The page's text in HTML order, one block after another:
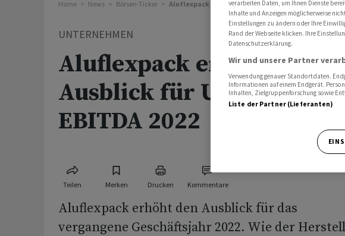
Home News Börsen-Ticker Aluflexpack erhöht Ausblick für Umsatz und EBITDA
UNTERNEHMEN
Aluflexpack erhöht
Ausblick für Umsatz und
EBITDA 2022
Teilen Merken Drucken Kommentare
Aluflexpack erhöht den Ausblick für das
vergangene Geschäftsjahr 2022. Wie der
verarbeiten Daten, um Ihnen Dienste
Inhalte und Anzeigen möglicherweise
Einstellungen zu ändern oder Ihre
Rand der Webseite klicken. Ihre
Datenschutzerklärung.
Wir und unsere Partner
Verwendung genauer Standortdaten.
Informationen auf einem Endgerät.
Inhalten, Zielgruppenforschung sowie
Liste der Partner (Lieferanten)